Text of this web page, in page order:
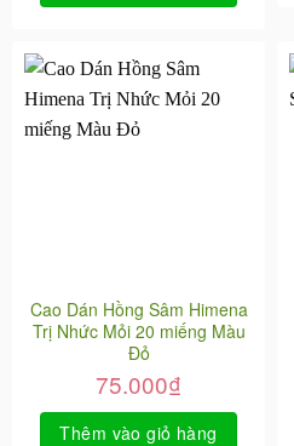
Cao Dán Hồng Sâm Himena
Trị Nhức Mỏi 20 miếng Màu
Đỏ
75.000₫
Thêm vào giỏ hàng